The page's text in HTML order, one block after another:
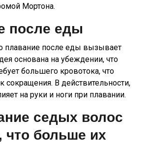
Мортона.
после еды
плавание после еды вызывает
основана на убеждении, что
большего кровотока, что
сокращения. В действительности,
на руки и ноги при плавании.
седых волос
что больше их